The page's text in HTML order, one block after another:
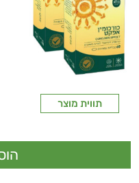
תווית מוצר